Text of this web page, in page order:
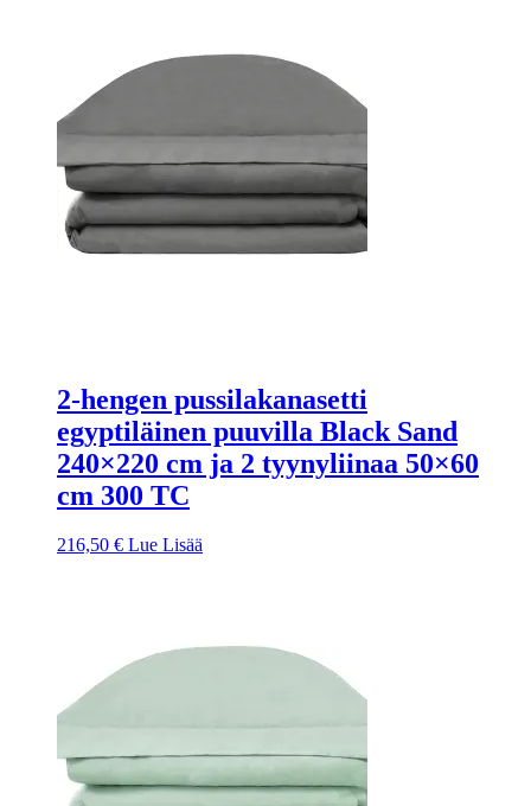
2-hengen pussilakanasetti
egyptiläinen puuvilla Black Sand
240×220 cm ja 2 tyynyliinaa 50×60
cm 300 TC
216,50 € Lue Lisää